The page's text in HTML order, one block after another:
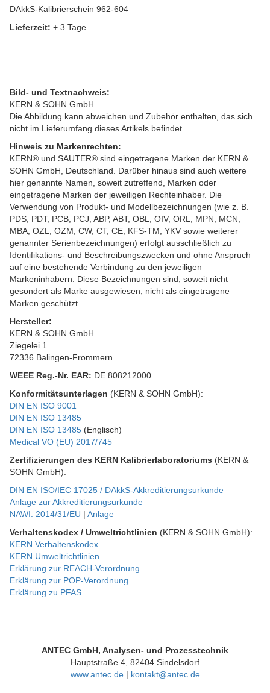
DAkkS-Kalibrierschein 962-604
Lieferzeit: + 3 Tage
Bild- und Textnachweis:
KERN & SOHN GmbH
Die Abbildung kann abweichen und Zubehör enthalten, das sich
nicht im Lieferumfang dieses Artikels befindet.
Hinweis zu Markenrechten:
KERN® und SAUTER® sind eingetragene Marken der KERN &
SOHN GmbH, Deutschland. Darüber hinaus sind auch weitere
hier genannte Namen, soweit zutreffend, Marken oder
eingetragene Marken der jeweiligen Rechteinhaber. Die
Verwendung von Produkt- und Modellbezeichnungen (wie z. B.
PDS, PDT, PCB, PCJ, ABP, ABT, OBL, OIV, ORL, MPN, MCN,
MBA, OZL, OZM, CW, CT, CE, KFS-TM, YKV sowie weiterer
genannter Serienbezeichnungen) erfolgt ausschließlich zu
Identifikations- und Beschreibungszwecken und ohne Anspruch
auf eine bestehende Verbindung zu den jeweiligen
Markeninhabern. Diese Bezeichnungen sind, soweit nicht
gesondert als Marke ausgewiesen, nicht als eingetragene
Marken geschützt.
Hersteller:
KERN & SOHN GmbH
Ziegelei 1
72336 Balingen-Frommern
WEEE Reg.-Nr. EAR: DE 808212000
Konformitätsunterlagen (KERN & SOHN GmbH):
DIN EN ISO 9001
DIN EN ISO 13485
DIN EN ISO 13485 (Englisch)
Medical VO (EU) 2017/745
Zertifizierungen des KERN Kalibrierlaboratoriums (KERN &
SOHN GmbH):
DIN EN ISO/IEC 17025 / DAkkS-Akkreditierungsurkunde
Anlage zur Akkreditierungsurkunde
NAWI: 2014/31/EU | Anlage
Verhaltenskodex / Umweltrichtlinien (KERN & SOHN GmbH):
KERN Verhaltenskodex
KERN Umweltrichtlinien
Erklärung zur REACH-Verordnung
Erklärung zur POP-Verordnung
Erklärung zu PFAS
ANTEC GmbH, Analysen- und Prozesstechnik
Hauptstraße 4, 82404 Sindelsdorf
www.antec.de| kontakt@antec.de